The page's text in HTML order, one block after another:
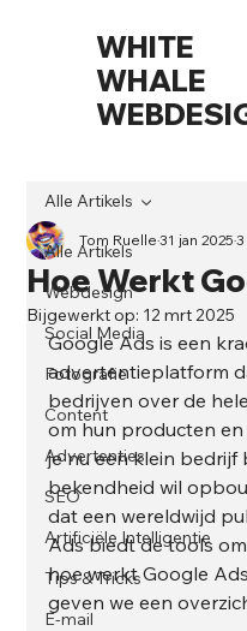
WHITE
WHALE
Alle Artikels
Webdesign
Social Media
Fotografie
Content
Advertenties
SEO
Artificiële Intelligentie
Tips & Tricks
E-mail
Alle Artikels
Hoe Werkt
Tom Ruelle31 jan 2025
Bijgewerkt op: 12 mrt 2025
Google Ads is een
advertentieplatform
bedrijven over de
om hun producten
je nu een klein
bekendheid wil
dat een wereldwijd
Ads biedt de tools
hoe werkt Google
geven we een